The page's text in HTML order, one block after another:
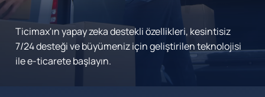
Ticimax'ın yapay zeka destekli özellikleri, kesintisiz
7/24 desteği ve büyümeniz için geliştirilen teknolojisi
ile e-ticarete başlayın.